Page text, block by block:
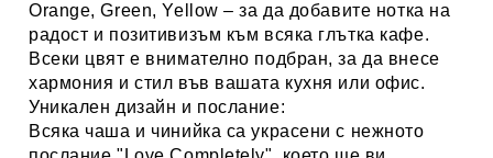
Orange, Green, Yellow – за да добавите нотка на
радост и позитивизъм към всяка глътка кафе.
Всеки цвят е внимателно подбран, за да внесе
хармония и стил във вашата кухня или офис.
Уникален дизайн и послание:
Всяка чаша и чинийка са украсени с нежното